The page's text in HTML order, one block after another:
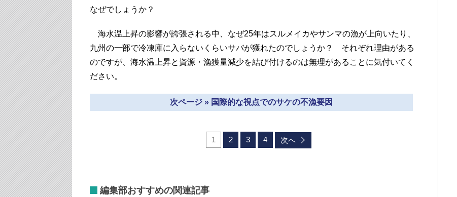
なぜでしょうか？
海水温上昇の影響が誇張される中、なぜ25年はスルメイカやサンマの漁が上向いたり、
九州の一部で冷凍庫に入らないくらいサバが獲れたのでしょうか？ それぞれ理由がある
のですが、海水温上昇と資源・漁獲量減少を結び付けるのは無理があることに気付いてく
ださい。
次ページ » 国際的な視点でのサケの不漁要因
1 2 3 4 次へ
編集部おすすめの関連記事